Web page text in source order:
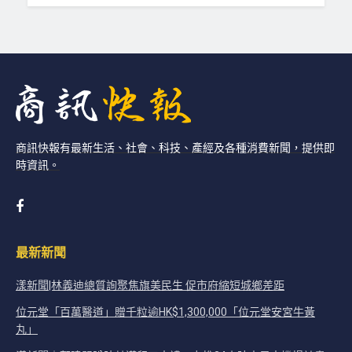
商訊快報有最新生活、社會、科技、產經及各種消費新聞，提供即
時資訊。
最新新聞
漾新聞|林義迪總質詢聚焦旗美民生 促市府縮短城鄉差距
位元堂「百萬醫道」贈千粒逾HK$1,300,000「位元堂安宮牛黃
丸」